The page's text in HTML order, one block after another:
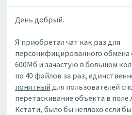
День добрый.
Я приобретал чат как раз для
персонифицированного
600Мб и зачастую в большом
по 40 файлов за раз,
понятныйдля пользователей
перетаскивание объекта в поле
Кстати, было бы неплохо если